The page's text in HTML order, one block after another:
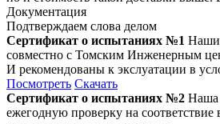
Документация
Подтверждаем слова делом
Сертификат о испытаниях №1 Наши
совместно с Томским Инженерным
И рекомендованы к экслуатации в
Посмотреть Скачать
Сертификат о испытаниях №2 Наша
ежегодную проверку на соответствие